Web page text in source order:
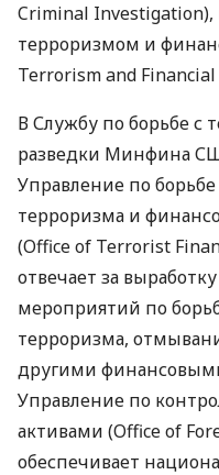
Criminal Investigation),
терроризмом и
Terrorism and
В Службу по борьбе с
разведки Минфина
Управление по
терроризма и
(Office of Terrorist
отвечает за
мероприятий по
терроризма,
другими
Управление по
активами (Office of
обеспечивает